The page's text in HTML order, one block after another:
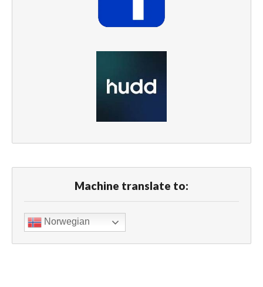
Machine translate to:
Norwegian